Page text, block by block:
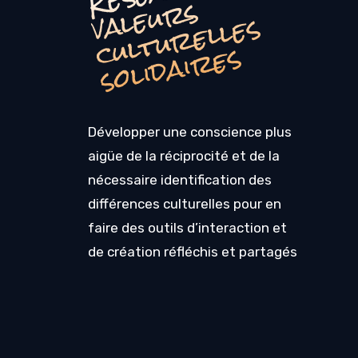
v
s
s
s
Développer une conscience plus
aigüe de la réciprocité et de la
nécessaire identification des
différences culturelles pour en
faire des outils d’interaction et
de création réfléchis et partagés